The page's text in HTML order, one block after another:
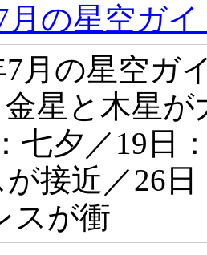
月の星空ガ
7月の星空ガ
金星と木星
七夕／19日
接近／26
スが衝